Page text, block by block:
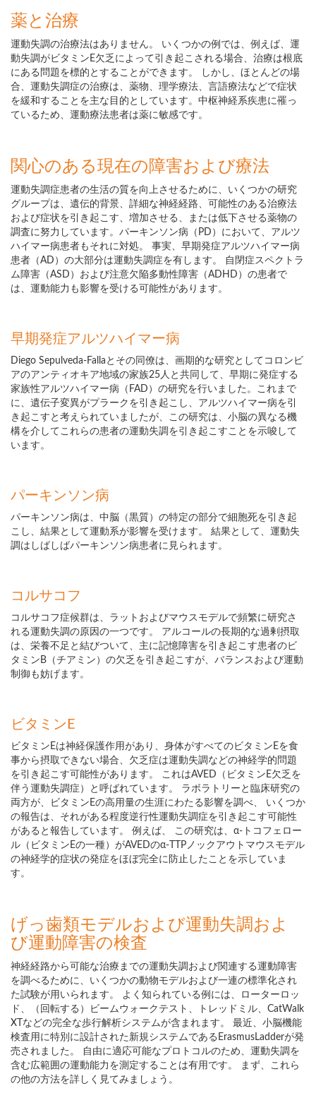
薬と治療
運動失調の治療法はありません。 いくつかの例では、例えば、運
動失調がビタミンE欠乏によって引き起こされる場合、治療は根底
にある問題を標的とすることができます。 しかし、ほとんどの場
合、運動失調症の治療は、薬物、理学療法、言語療法などで症状
を緩和することを主な目的としています。中枢神経系疾患に罹っ
ているため、運動療法患者は薬に敏感です。
関心のある現在の障害および療法
運動失調症患者の生活の質を向上させるために、いくつかの研究
グループは、遺伝的背景、詳細な神経経路、可能性のある治療法
および症状を引き起こす、増加させる、または低下させる薬物の
調査に努力しています。パーキンソン病（PD）において、アルツ
ハイマー病患者もそれに対処。 事実、早期発症アルツハイマー病
患者（AD）の大部分は運動失調症を有します。 自閉症スペクトラ
ム障害（ASD）および注意欠陥多動性障害（ADHD）の患者で
は、運動能力も影響を受ける可能性があります。
早期発症アルツハイマー病
Diego Sepulveda-Fallaとその同僚は、画期的な研究としてコロンビ
アのアンティオキア地域の家族25人と共同して、早期に発症する
家族性アルツハイマー病（FAD）の研究を行いました。これまで
に、遺伝子変異がプラークを引き起こし、アルツハイマー病を引
き起こすと考えられていましたが、この研究は、小脳の異なる機
構を介してこれらの患者の運動失調を引き起こすことを示唆して
います。
パーキンソン病
パーキンソン病は、中脳（黒質）の特定の部分で細胞死を引き起
こし、結果として運動系が影響を受けます。 結果として、運動失
調はしばしばパーキンソン病患者に見られます。
コルサコフ
コルサコフ症候群は、ラットおよびマウスモデルで頻繁に研究さ
れる運動失調の原因の一つです。 アルコールの長期的な過剰摂取
は、栄養不足と結びついて、主に記憶障害を引き起こす患者のビ
タミンB（チアミン）の欠乏を引き起こすが、バランスおよび運動
制御も妨げます。
ビタミンE
ビタミンEは神経保護作用があり、身体がすべてのビタミンEを食
事から摂取できない場合、欠乏症は運動失調などの神経学的問題
を引き起こす可能性があります。 これはAVED（ビタミンE欠乏を
伴う運動失調症）と呼ばれています。 ラボラトリーと臨床研究の
両方が、ビタミンEの高用量の生涯にわたる影響を調べ、 いくつか
の報告は、それがある程度逆行性運動失調症を引き起こす可能性
があると報告しています。 例えば、 この研究は、α-トコフェロー
ル（ビタミンEの一種）がAVEDのα-TTPノックアウトマウスモデル
の神経学的症状の発症をほぼ完全に防止したことを示していま
す。
げっ歯類モデルおよび運動失調およ
び運動障害の検査
神経経路から可能な治療までの運動失調および関連する運動障害
を調べるために、いくつかの動物モデルおよび一連の標準化され
た試験が用いられます。 よく知られている例には、ローターロッ
ド、（回転する）ビームウォークテスト、トレッドミル、CatWalk
XTなどの完全な歩行解析システムが含まれます。 最近、小脳機能
検査用に特別に設計された新規システムであるErasmusLadderが発
売されました。 自由に適応可能なプロトコルのため、運動失調を
含む広範囲の運動能力を測定することは有用です。 まず、これら
の他の方法を詳しく見てみましょう。